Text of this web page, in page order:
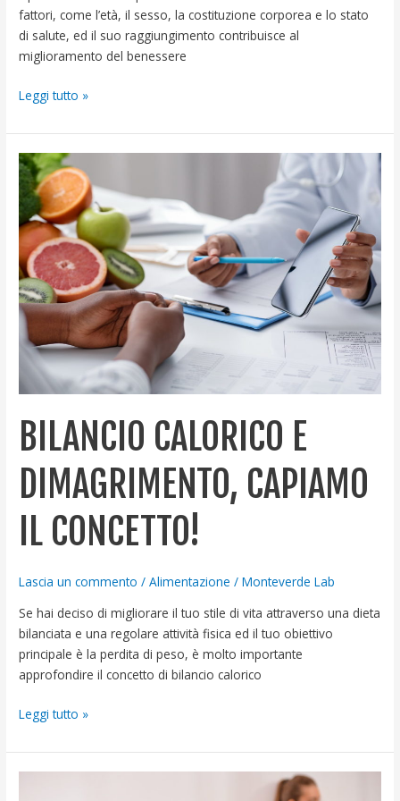
fattori, come l’età, il sesso, la costituzione corporea e lo stato
di salute, ed il suo raggiungimento contribuisce al
miglioramento del benessere
Leggi tutto »
BILANCIO CALORICO E
DIMAGRIMENTO, CAPIAMO
IL CONCETTO!
Lascia un commento /Alimentazione /Monteverde Lab
Se hai deciso di migliorare il tuo stile di vita attraverso una dieta
bilanciata e una regolare attività fisica ed il tuo obiettivo
principale è la perdita di peso, è molto importante
approfondire il concetto di bilancio calorico
Bilancio
calorico
e
dimagrimento,
capiamo
il
concetto!
Leggi tutto »